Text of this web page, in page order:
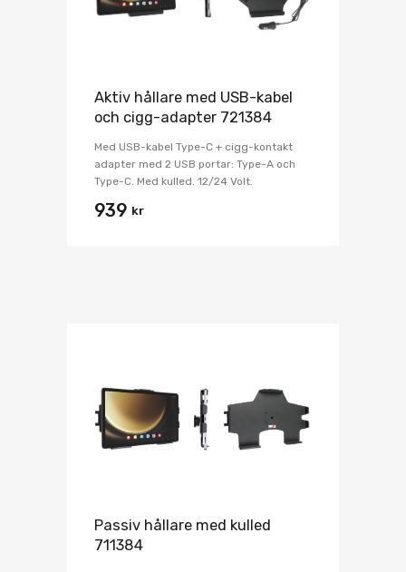
Aktiv hållare med USB-kabel
och cigg-adapter 721384
Med USB-kabel Type-C + cigg-kontakt
adapter med 2 USB portar: Type-A och
Type-C. Med kulled. 12/24 Volt.
939 kr
Passiv hållare med kulled
711384